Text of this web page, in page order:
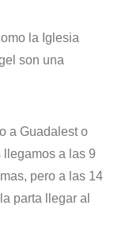
la Iglesia
son una
a Guadalest o
llegamos a las 9
pero a las 14
parta llegar al